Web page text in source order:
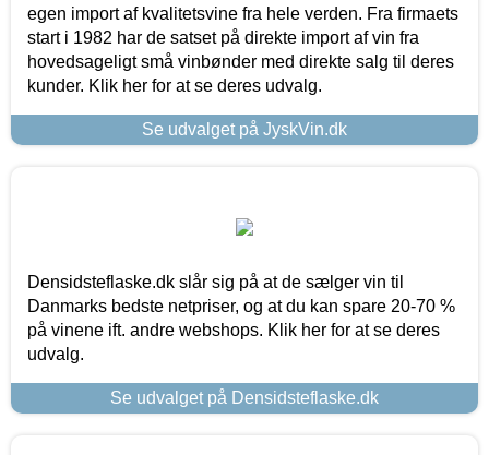
egen import af kvalitetsvine fra hele verden. Fra firmaets
start i 1982 har de satset på direkte import af vin fra
hovedsageligt små vinbønder med direkte salg til deres
kunder. Klik her for at se deres udvalg.
Se udvalget på JyskVin.dk
Densidsteflaske.dk slår sig på at de sælger vin til
Danmarks bedste netpriser, og at du kan spare 20-70 %
på vinene ift. andre webshops. Klik her for at se deres
udvalg.
Se udvalget på Densidsteflaske.dk